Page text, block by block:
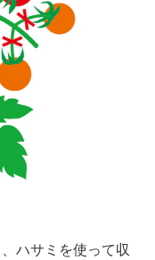
ハサミを使って収